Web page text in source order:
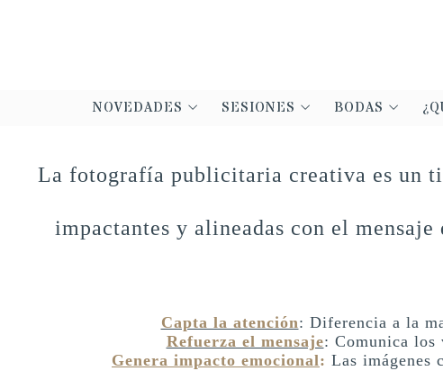
NOVEDADES SESIONES BODAS
La fotografía publicitaria creativa es un
impactantes y alineadas con el
Capta la atención: Diferencia a la
Refuerza el mensaje: Comunica los
Genera impacto emocional: Las imágenes